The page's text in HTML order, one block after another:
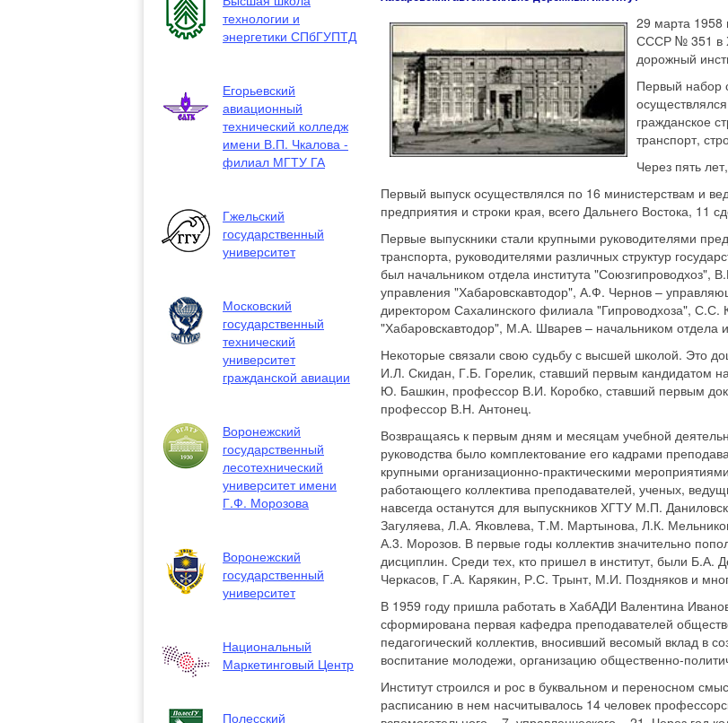
технологии и
энергетики СПбГУПТД
Егорьевский
авиационный
технический колледж
имени В.П. Чкалова -
филиал МГТУ ГА
Гжельский
государственный
университет
Московский
государственный
технический
университет
гражданской авиации
Воронежский
государственный
лесотехнический
университет имени
Г.Ф. Морозова
Воронежский
государственный
университет
Национальный
Маркетинговый Центр
Полесский
29 марта 1958
СССР № 351 в
дорожный
Первый набор
гражданское
транспорт,
Через пять
Первый выпуск осуществлялся по 16 министерствам и
предприятия и строки края, всего Дальнего Востока, 11
Первые выпускники стали крупными руководителями
транспорта, руководителями различных структур
был начальником отдела института "Союзгипроводхоз",
управления "Хабаровскавтодор", А.Ф. Чернов –
директором Сахалинского филиала "Гипроводхоза",
"Хабаровскавтодор", М.А. Шварев – начальником отдела
Некоторые связали свою судьбу с высшей школой. Это
И.Л. Скидан, Г.Б. Горелик, ставший первым кандидатом
Ю. Башкин, профессор В.И. Коробко, ставший первым
профессор В.Н. Антонец.
Возвращаясь к первым дням и месяцам учебной
руководства было комплектование его кадрами
крупными организационно-практическими
работающего коллектива преподавателей, ученых,
навсегда останутся для выпускников ХГТУ М.П.
Загуляева, Л.А. Яковлева, Т.М. Мартынова, Л.К.
А.3. Морозов. В первые годы коллектив значительно
дисциплин. Среди тех, кто пришел в институт, были
Черкасов, Г.А. Карякин, Р.С. Трынт, М.И. Поздняков и
В 1959 году пришла работать в ХабАДИ Валентина
сформирована первая кафедра преподавателей
педагогический коллектив, вносивший весомый вклад в
воспитание молодежи, организацию общественно-
Институт строился и рос в буквальном и переносном
расписанию в нем насчитывалось 14 человек